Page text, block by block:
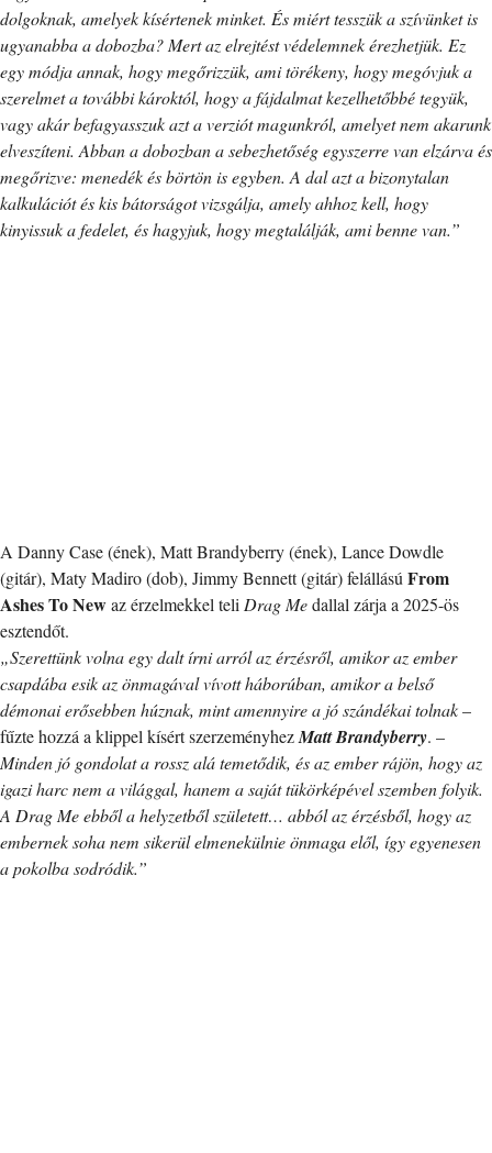
dolgoknak, amelyek kísértenek minket. És miért tesszük a szívünket is
ugyanabba a dobozba? Mert az elrejtést védelemnek érezhetjük. Ez
egy módja annak, hogy megőrizzük, ami törékeny, hogy megóvjuk a
szerelmet a további károktól, hogy a fájdalmat kezelhetőbbé tegyük,
vagy akár befagyasszuk azt a verziót magunkról, amelyet nem akarunk
elveszíteni. Abban a dobozban a sebezhetőség egyszerre van elzárva és
megőrizve: menedék és börtön is egyben. A dal azt a bizonytalan
kalkulációt és kis bátorságot vizsgálja, amely ahhoz kell, hogy
kinyissuk a fedelet, és hagyjuk, hogy megtalálják, ami benne van.”
A Danny Case (ének), Matt Brandyberry (ének), Lance Dowdle
(gitár), Maty Madiro (dob), Jimmy Bennett (gitár) felállású From
Ashes To Newaz érzelmekkel teli Drag Medallal zárja a 2025-ös
esztendőt.
„Szerettünk volna egy dalt írni arról az érzésről, amikor az ember
csapdába esik az önmagával vívott háborúban, amikor a belső
démonai erősebben húznak, mint amennyire a jó szándékai tolnak–
fűzte hozzá a klippel kísért szerzeményhezMatt Brandyberry. –
Minden jó gondolat a rossz alá temetődik, és az ember rájön, hogy az
igazi harc nem a világgal, hanem a saját tükörképével szemben folyik.
A Drag Me ebből a helyzetből született… abból az érzésből, hogy az
embernek soha nem sikerül elmenekülnie önmaga elől, így egyenesen
a pokolba sodródik.”